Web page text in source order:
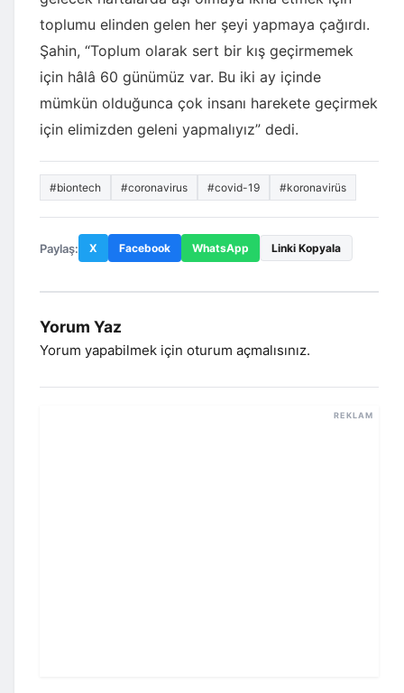
toplumu elinden gelen her şeyi yapmaya çağırdı.
Şahin, “Toplum olarak sert bir kış geçirmemek
için hâlâ 60 günümüz var. Bu iki ay içinde
mümkün olduğunca çok insanı harekete geçirmek
için elimizden geleni yapmalıyız” dedi.
#biontech #coronavirus #covid-19 #koronavirüs
Paylaş: X Facebook WhatsApp Linki Kopyala
Yorum Yaz
Yorum yapabilmek için oturum açmalısınız.
REKLAM